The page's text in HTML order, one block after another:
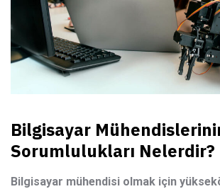
Bilgisayar
Sorumlulukları Nelerdir?
Bilgisayar mühendisi olmak için